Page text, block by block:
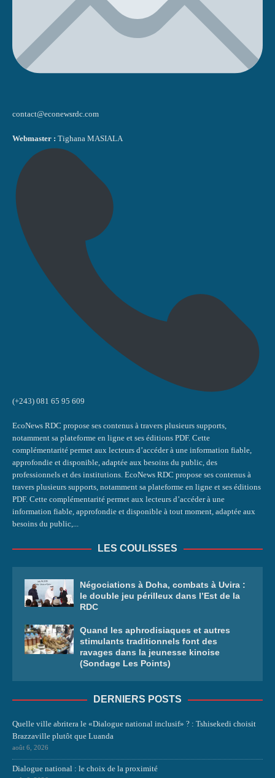
contact@econewsrdc.com
Webmaster : Tighana MASIALA
(+243) 081 65 95 609
EcoNews RDC propose ses contenus à travers plusieurs supports,
notamment sa plateforme en ligne et ses éditions PDF. Cette
complémentarité permet aux lecteurs d’accéder à une information fiable,
approfondie et disponible, adaptée aux besoins du public, des
professionnels et des institutions. EcoNews RDC propose ses contenus à
travers plusieurs supports, notamment sa plateforme en ligne et ses éditions
PDF. Cette complémentarité permet aux lecteurs d’accéder à une
information fiable, approfondie et disponible à tout moment, adaptée aux
besoins du public,...
LES COULISSES
Négociations à Doha, combats à Uvira :
le double jeu périlleux dans l’Est de la
RDC
Quand les aphrodisiaques et autres
stimulants traditionnels font des
ravages dans la jeunesse kinoise
(Sondage Les Points)
DERNIERS POSTS
Quelle ville abritera le «Dialogue national inclusif» ? : Tshisekedi choisit
Brazzaville plutôt que Luanda
août 6, 2026
Dialogue national : le choix de la proximité